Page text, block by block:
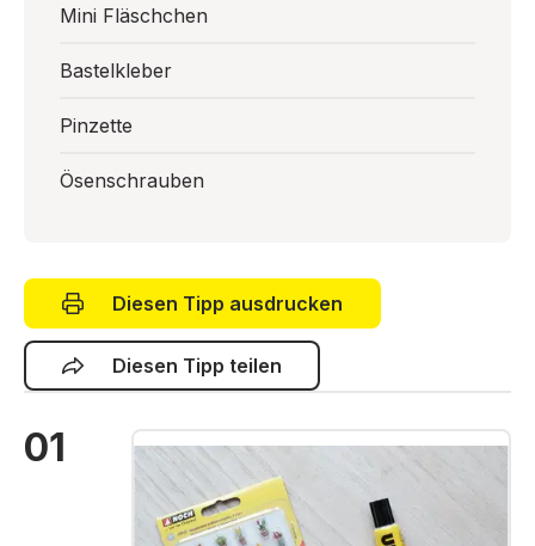
Mini Fläschchen
Bastelkleber
Pinzette
Ösenschrauben
Diesen Tipp ausdrucken
Diesen Tipp teilen
01 Bildergalerie überspringen